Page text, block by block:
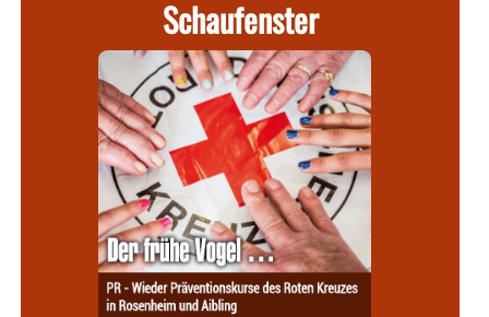
Schaufenster